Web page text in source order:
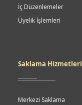
İç Düzenlemeler
Üyelik İşlemleri
Saklama Hizmetleri
Merkezi Saklama